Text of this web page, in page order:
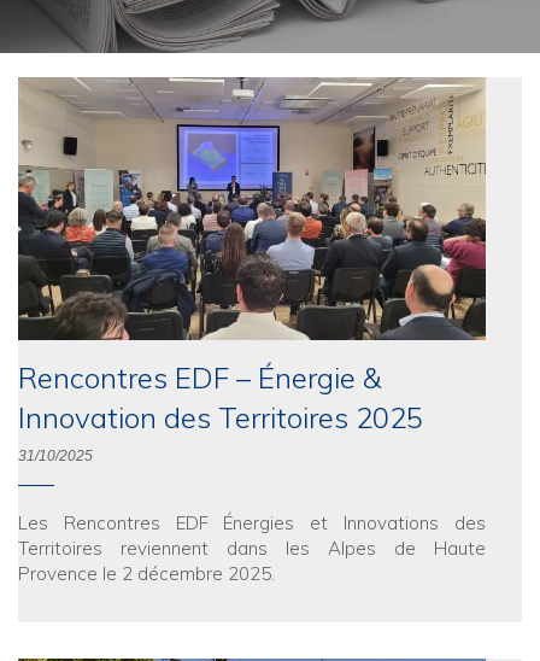
Rencontres EDF – Énergie &
Innovation des Territoires 2025
31/10/2025
Les Rencontres EDF Énergies et Innovations des
Territoires reviennent dans les Alpes de Haute
Provence le 2 décembre 2025.